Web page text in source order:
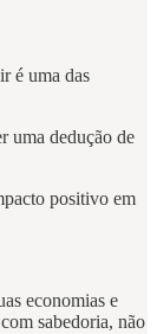
é uma das
uma dedução de
positivo em
economias e
sabedoria, não